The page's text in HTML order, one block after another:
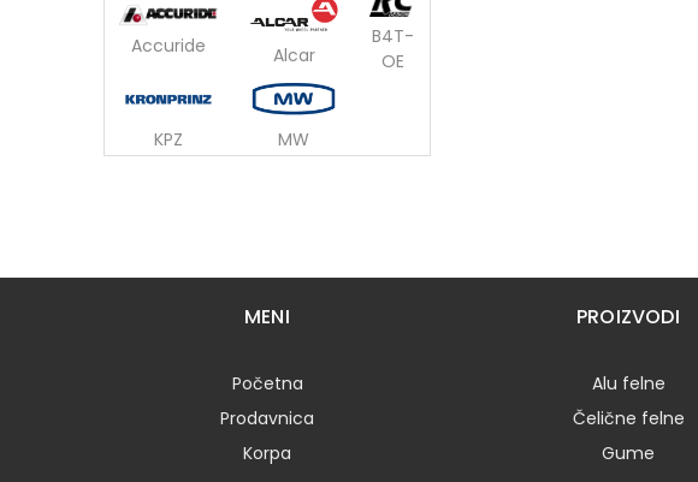
Accuride Alcar
B4T-
OE
KPZ MW
MENI
Početna
Prodavnica
Korpa
PROIZVODI
Alu felne
Čelične felne
Gume